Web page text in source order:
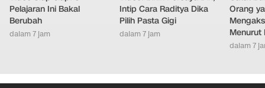
Pelajaran Ini Bakal
Berubah
dalam 7 jam
Intip Cara Raditya Dika
Pilih Pasta Gigi
dalam 7 jam
Orang
Menurut
dalam 7